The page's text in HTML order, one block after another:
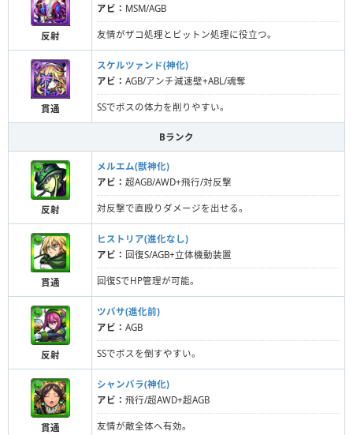
反射
アビ： MSM/AGB
友情がザコ処理とビットン処理に役立つ。
貫通
スケルツァンド(神化)
アビ： AGB/アンチ減速壁+ABL/魂奪
SSでボスの体力を削りやすい。
Bランク
反射
メルエム(獣神化)
アビ： 超AGB/AWD+飛行/対反撃
対反撃で直殴りダメージを出せる。
貫通
ヒストリア(進化なし)
アビ： 回復S/AGB+立体機動装置
回復SでHP管理が可能。
反射
ツバサ(進化前)
アビ： AGB
SSでボスを倒すやすい。
貫通
シャンバラ(神化)
アビ： 飛行/超AWD+超AGB
友情が敵全体へ有効。